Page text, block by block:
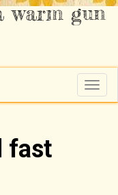
warm gun
T
o
g
fast